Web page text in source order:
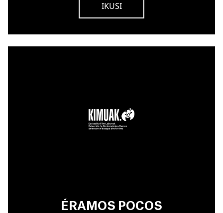
IKUSI
ÉRAMOS POCOS